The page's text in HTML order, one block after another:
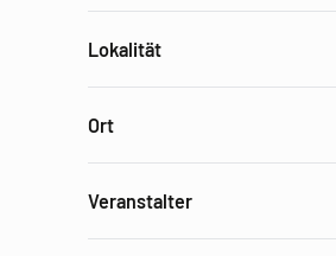
Lokalität
Ort
Veranstalter